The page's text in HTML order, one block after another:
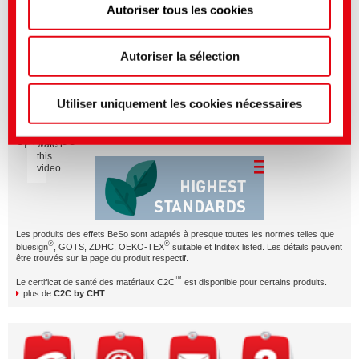
Vous pouvez effectuer des réglages plus précis ici ou
dans notrepolitique de confidentialité.(Mentions
Autoriser tous les cookies
Autoriser la sélection
Utiliser uniquement les cookies nécessaires
BeSoCOOL – just one of our smart effects with character.
Please
accept
Marketing
cookies
watch
this
video.
BeSoEFFECTIVE - Une sélection de produits
éprouvée
Les produits des effets BeSo sont adaptés à presque toutes les normes telles que
bluesign® , GOTS, ZDHC, OEKO-TEX® suitable et Inditex listed. Les détails peuvent
être trouvés sur la page du produit respectif.
Le certificat de santé des matériaux C2C™ est disponible pour certains produits.
plus de C2C by CHT